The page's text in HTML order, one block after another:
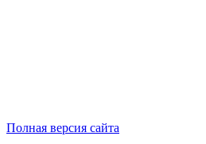
Полная версия сайта